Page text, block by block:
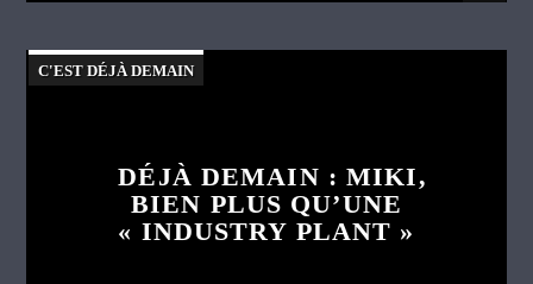
C'EST DÉJÀ DEMAIN
DÉJÀ DEMAIN : MIKI,
BIEN PLUS QU’UNE
« INDUSTRY PLANT »